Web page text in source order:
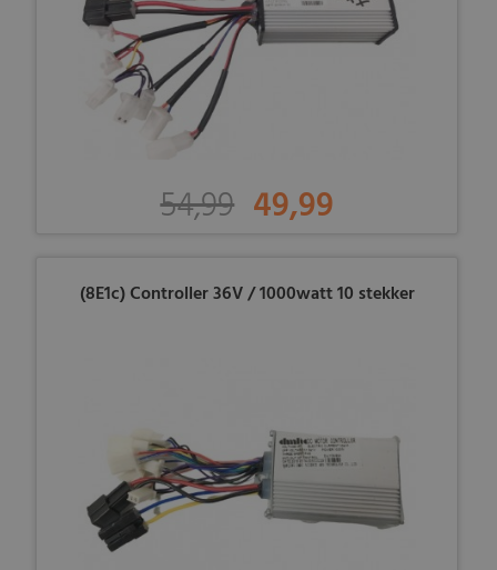
54,99 49,99
(8E1c) Controller 36V / 1000watt 10 stekker